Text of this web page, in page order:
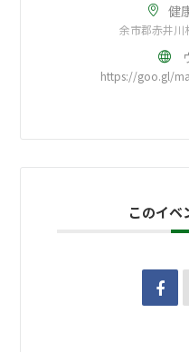
健
余市郡赤井川
https://goo.gl/
このイベ